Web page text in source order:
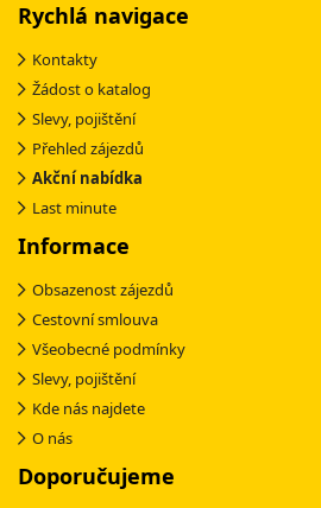
Rychlá navigace
Kontakty
Žádost o katalog
Slevy, pojištění
Přehled zájezdů
Akční nabídka
Last minute
Informace
Obsazenost zájezdů
Cestovní smlouva
Všeobecné podmínky
Slevy, pojištění
Kde nás najdete
O nás
Doporučujeme